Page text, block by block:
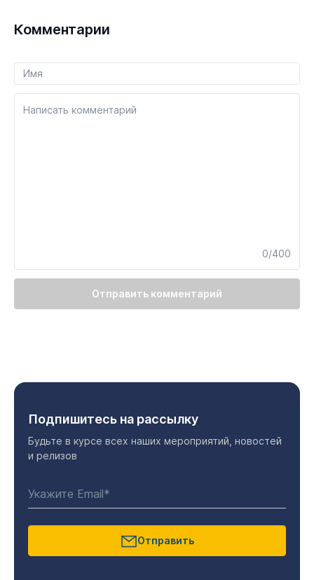
Комментарии
Написать комментарий
0/400
Отправить комментарий
Подпишитесь на рассылку
Будьте в курсе всех наших мероприятий, новостей
и релизов
Отправить